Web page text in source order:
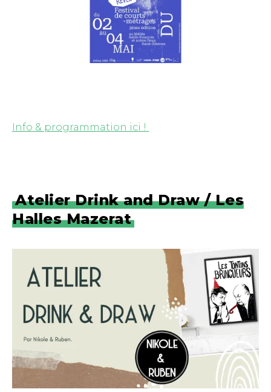
Info & programmation ici !
Atelier Drink and Draw / Les
Halles Mazerat